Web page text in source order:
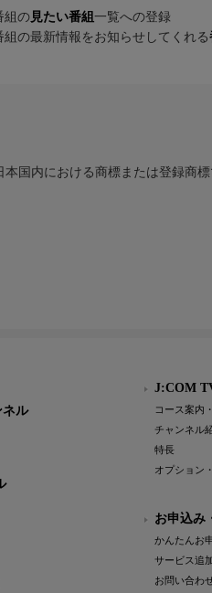
組の 見たい番組 一覧への登録
組の最新情報をお知らせしてくれる
国内における商標または登録商標
ネル
J:COM
コース案内
チャンネル
特長
オプション
お申込み
かんたんお
サービス追
お問い合わ